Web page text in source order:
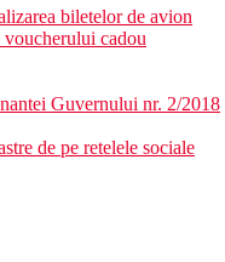
biletelor de avion
cadou
Guvernului nr. 2/2018
de pe retelele sociale